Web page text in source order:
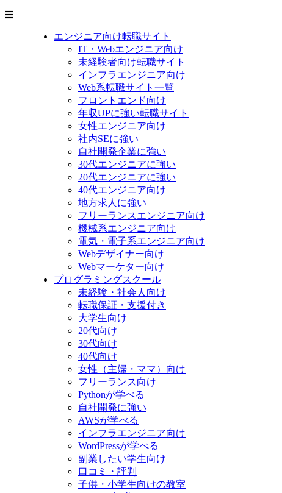
エンジニア向け転職サイト
IT・Webエンジニア向け
未経験者向け転職サイト
インフラエンジニア向け
Web系転職サイト一覧
フロントエンド向け
年収UPに強い転職サイト
女性エンジニア向け
社内SEに強い
自社開発企業に強い
30代エンジニアに強い
20代エンジニアに強い
40代エンジニア向け
地方求人に強い
フリーランスエンジニア向け
機械系エンジニア向け
電気・電子系エンジニア向け
Webデザイナー向け
Webマーケター向け
プログラミングスクール
未経験・社会人向け
転職保証・支援付き
大学生向け
20代向け
30代向け
40代向け
女性（主婦・ママ）向け
フリーランス向け
Pythonが学べる
自社開発に強い
AWSが学べる
インフラエンジニア向け
WordPressが学べる
副業したい学生向け
口コミ・評判
子供・小学生向けの教室